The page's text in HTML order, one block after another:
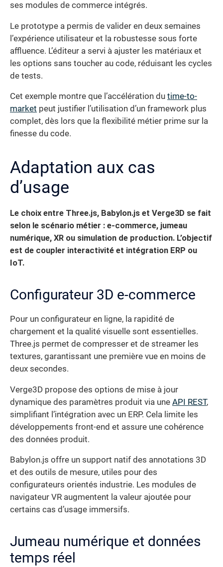
ses modules de commerce intégrés.
Le prototype a permis de valider en deux semaines
l’expérience utilisateur et la robustesse sous forte
affluence. L’éditeur a servi à ajuster les matériaux et
les options sans toucher au code, réduisant les cycles
de tests.
Cet exemple montre que l’accélération du time-to-
market peut justifier l’utilisation d’un framework plus
complet, dès lors que la flexibilité métier prime sur la
finesse du code.
Adaptation aux cas
d’usage
Le choix entre Three.js, Babylon.js et Verge3D se fait
selon le scénario métier : e-commerce, jumeau
numérique, XR ou simulation de production. L’objectif
est de coupler interactivité et intégration ERP ou
IoT.
Configurateur 3D e-commerce
Pour un configurateur en ligne, la rapidité de
chargement et la qualité visuelle sont essentielles.
Three.js permet de compresser et de streamer les
textures, garantissant une première vue en moins de
deux secondes.
Verge3D propose des options de mise à jour
dynamique des paramètres produit via une API REST,
simplifiant l’intégration avec un ERP. Cela limite les
développements front-end et assure une cohérence
des données produit.
Babylon.js offre un support natif des annotations 3D
et des outils de mesure, utiles pour des
configurateurs orientés industrie. Les modules de
navigateur VR augmentent la valeur ajoutée pour
certains cas d’usage immersifs.
Jumeau numérique et données
temps réel